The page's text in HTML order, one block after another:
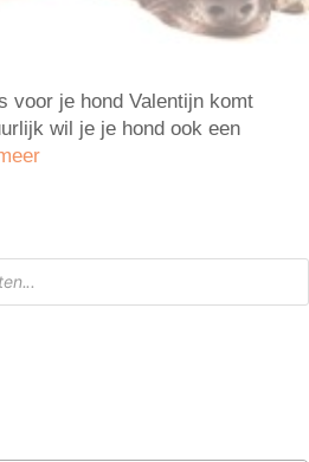
voor je hond Valentijn komt
wil je je hond ook een